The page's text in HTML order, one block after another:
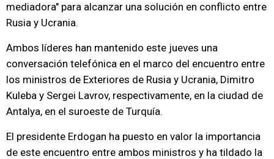
mediadora" para alcanzar una solución en conflicto entre
Rusia y Ucrania.
Ambos líderes han mantenido este jueves una
conversación telefónica en el marco del encuentro entre
los ministros de Exteriores de Rusia y Ucrania, Dimitro
Kuleba y Sergei Lavrov, respectivamente, en la ciudad de
Antalya, en el suroeste de Turquía.
El presidente Erdogan ha puesto en valor la importancia
de este encuentro entre ambos ministros y ha tildado la